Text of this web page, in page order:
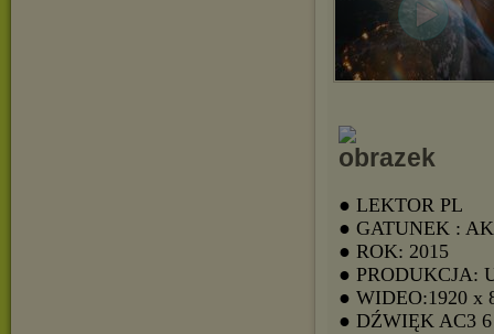
● LEKTOR PL
● GATUNEK :
● ROK: 2015
● PRODUKCJA:
● WIDEO:1920 x
● DŹWIĘK AC3